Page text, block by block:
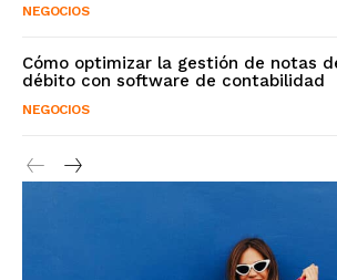
NEGOCIOS
Cómo optimizar la gestión de notas
débito con software de contabilidad
NEGOCIOS